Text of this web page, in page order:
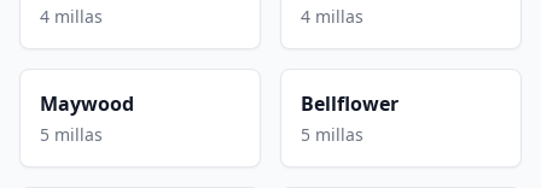
4 millas 4 millas
Maywood
5 millas
Bellflower
5 millas